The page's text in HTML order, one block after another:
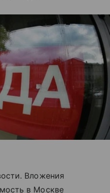
Вложения
в Москве